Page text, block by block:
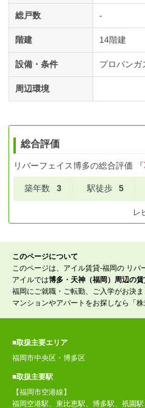
総戸数 -
階建 14階建
設備・条件 プロパンガ
周辺環境
総合評価
リバーフェイス博多の総合評価 『
築年数 3 駅徒歩 5
レ
このページについて
このページは、アイル賃貸-福岡の リバ
アイルでは博多・天神（福岡）周辺の
福岡にご就職・ご転勤、ご入学がお決
マンションやアパートをお探しなら「
■取扱主要エリア
福岡市中央区・博多区
■取扱主要駅
【福岡市空港線】
福岡空港駅、東比恵駅、博多駅、祇園